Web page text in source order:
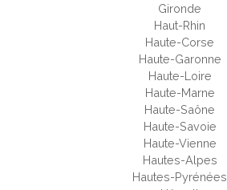
Gironde
Haut-Rhin
Haute-Corse
Haute-Garonne
Haute-Loire
Haute-Marne
Haute-Saône
Haute-Savoie
Haute-Vienne
Hautes-Alpes
Hautes-Pyrénées